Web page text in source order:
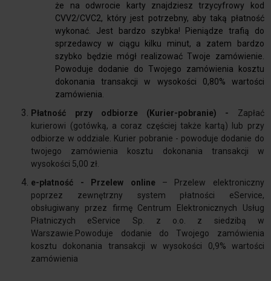
że na odwrocie karty znajdziesz trzycyfrowy kod
CVV2/CVC2, który jest potrzebny, aby taką płatność
wykonać. Jest bardzo szybka! Pieniądze trafią do
sprzedawcy w ciągu kilku minut, a zatem bardzo
szybko będzie mógł realizować Twoje zamówienie.
Powoduje dodanie do Twojego zamówienia kosztu
dokonania transakcji w wysokości 0,80% wartości
zamówienia.
Płatność przy odbiorze (Kurier-pobranie) - Zapłać
kurierowi (gotówką, a coraz częściej także kartą) lub przy
odbiorze w oddziale. Kurier pobranie - powoduje dodanie do
twojego zamówienia kosztu dokonania transakcji w
wysokości 5,00 zł.
e-płatność - Przelew online– Przelew elektroniczny
poprzez zewnętrzny system płatności eService,
obsługiwany przez firmę Centrum Elektronicznych Usług
Płatniczych eService Sp. z o.o. z siedzibą w
Warszawie.Powoduje dodanie do Twojego zamówienia
kosztu dokonania transakcji w wysokości 0,9% wartości
zamówienia